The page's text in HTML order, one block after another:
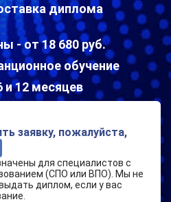
диплома
- от 18 680 руб.
обучение
и 12 месяцев
заявку, пожалуйста,
для специалистов с
(СПО или ВПО). Мы не
диплом, если у вас